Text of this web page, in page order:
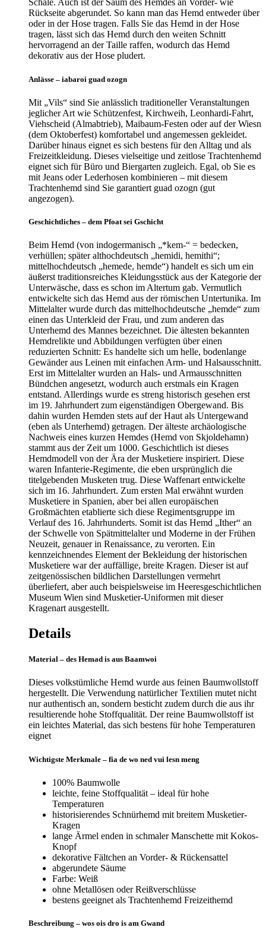
Schale. Auch ist der Saum des Hemdes an Vorder- wie
Rückseite abgerundet. So kann man das Hemd entweder über
oder in der Hose tragen. Falls Sie das Hemd in der Hose
tragen, lässt sich das Hemd durch den weiten Schnitt
hervorragend an der Taille raffen, wodurch das Hemd
dekorativ aus der Hose pludert.
Anlässe – iabaroi guad ozogn
Mit „Vils“ sind Sie anlässlich traditioneller Veranstaltungen
jeglicher Art wie Schützenfest, Kirchweih, Leonhardi-Fahrt,
Viehscheid (Almabtrieb), Maibaum-Festen oder auf der Wiesn
(dem Oktoberfest) komfortabel und angemessen gekleidet.
Darüber hinaus eignet es sich bestens für den Alltag und als
Freizeitkleidung. Dieses vielseitige und zeitlose Trachtenhemd
eignet sich für Büro und Biergarten zugleich. Egal, ob Sie es
mit Jeans oder Lederhosen kombinieren – mit diesem
Trachtenhemd sind Sie garantiert guad ozogn (gut
angezogen).
Geschichtliches – dem Pfoat sei Gschicht
Beim Hemd (von indogermanisch „*kem-“ = bedecken,
verhüllen; später althochdeutsch „hemidi, hemithi“;
mittelhochdeutsch „hemede, hemde“) handelt es sich um ein
äußerst traditionsreiches Kleidungsstück aus der Kategorie der
Unterwäsche, dass es schon im Altertum gab. Vermutlich
entwickelte sich das Hemd aus der römischen Untertunika. Im
Mittelalter wurde durch das mittelhochdeutsche „hemde“ zum
einen das Unterkleid der Frau, und zum anderen das
Unterhemd des Mannes bezeichnet. Die ältesten bekannten
Hemdrelikte und Abbildungen verfügten über einen
reduzierten Schnitt: Es handelte sich um helle, bodenlange
Gewänder aus Leinen mit einfachen Arm- und Halsausschnitt.
Erst im Mittelalter wurden an Hals- und Armausschnitten
Bündchen angesetzt, wodurch auch erstmals ein Kragen
entstand. Allerdings wurde es streng historisch gesehen erst
im 19. Jahrhundert zum eigenständigen Obergewand. Bis
dahin wurden Hemden stets auf der Haut als Untergewand
(eben als Unterhemd) getragen. Der älteste archäologische
Nachweis eines kurzen Hemdes (Hemd von Skjoldehamn)
stammt aus der Zeit um 1000. Geschichtlich ist dieses
Hemdmodell von der Ära der Musketiere inspiriert. Diese
waren Infanterie-Regimente, die eben ursprünglich die
titelgebenden Musketen trug. Diese Waffenart entwickelte
sich im 16. Jahrhundert. Zum ersten Mal erwähnt wurden
Musketiere in Spanien, aber bei allen europäischen
Großmächten etablierte sich diese Regimentsgruppe im
Verlauf des 16. Jahrhunderts. Somit ist das Hemd „Ither“ an
der Schwelle von Spätmittelalter und Moderne in der Frühen
Neuzeit, genauer in Renaissance, zu verorten. Ein
kennzeichnendes Element der Bekleidung der historischen
Musketiere war der auffällige, breite Kragen. Dieser ist auf
zeitgenössischen bildlichen Darstellungen vermehrt
überliefert, aber auch beispielsweise im Heeresgeschichtlichen
Museum Wien sind Musketier-Uniformen mit dieser
Kragenart ausgestellt.
Details
Material – des Hemad is aus Baamwoi
Dieses volkstümliche Hemd wurde aus feinen Baumwollstoff
hergestellt. Die Verwendung natürlicher Textilien mutet nicht
nur authentisch an, sondern besticht zudem durch die aus ihr
resultierende hohe Stoffqualität. Der reine Baumwollstoff ist
ein leichtes Material, das sich bestens für hohe Temperaturen
eignet
Wichtigste Merkmale – fia de wo ned vui lesn meng
100% Baumwolle
leichte, feine Stoffqualität – ideal für hohe
Temperaturen
historisierendes Schnürhemd mit breitem Musketier-
Kragen
lange Ärmel enden in schmaler Manschette mit Kokos-
Knopf
dekorative Fältchen an Vorder- & Rückensattel
abgerundete Säume
Farbe: Weiß
ohne Metallösen oder Reißverschlüsse
bestens geeignet als Trachtenhemd Freizeithemd
Beschreibung – wos ois dro is am Gwand